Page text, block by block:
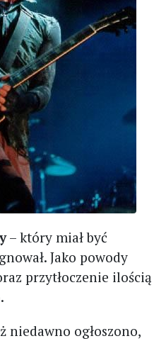
– który miał być
Jako powody
przytłoczenie ilością
niedawno ogłoszono,